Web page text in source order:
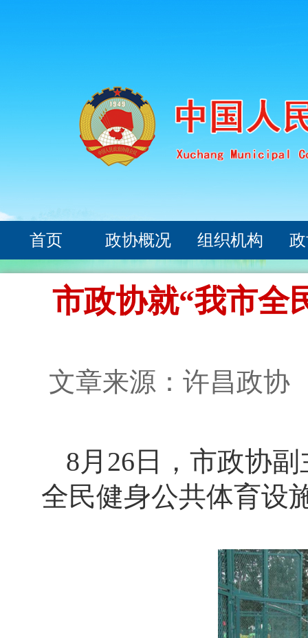
首页 政协概况 组织机构
市政协就“我市全
文章来源：许昌政
8月26日，市政协
全民健身公共体育设